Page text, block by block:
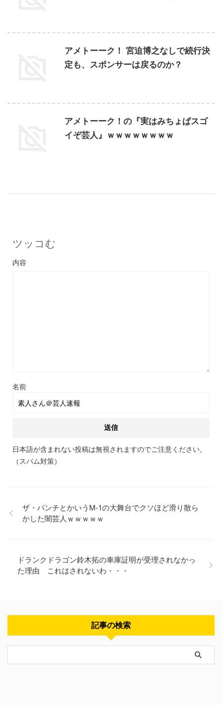
アメトーーク！ 宮迫博之なしで続行決
定も、スポンサーは戻るのか？
アメトーーク！の『実はみちょぱスゴ
イぞ芸人』ｗｗｗｗｗｗｗｗ
ツッコむ
名前
日本語が含まれない投稿は無視されますのでご注意ください。
（スパム対策）
ザ・パンチとかいうM-1の大舞台でクソほど滑り散ら
かした闇芸人ｗｗｗｗｗ
ドランクドラゴン鈴木拓の車庫証明が受理されなかっ
た理由 これはされないわ・・・
記事の検索